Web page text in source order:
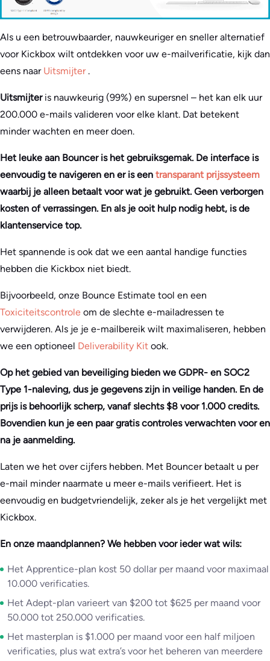
Als u een betrouwbaarder, nauwkeuriger en sneller alternatief
voor Kickbox wilt ontdekken voor uw e-mailverificatie, kijk dan
eens naar Uitsmijter.
Uitsmijter is nauwkeurig (99%) en supersnel – het kan elk uur
200.000 e-mails valideren voor elke klant. Dat betekent
minder wachten en meer doen.
Het leuke aan Bouncer is het gebruiksgemak. De interface is
eenvoudig te navigeren en er is een transparant prijssysteem
waarbij je alleen betaalt voor wat je gebruikt. Geen verborgen
kosten of verrassingen. En als je ooit hulp nodig hebt, is de
klantenservice top.
Het spannende is ook dat we een aantal handige functies
hebben die Kickbox niet biedt.
Bijvoorbeeld, onze Bounce Estimate tool en een
Toxiciteitscontrole om de slechte e-mailadressen te
verwijderen. Als je je e-mailbereik wilt maximaliseren, hebben
we een optioneel Deliverability Kit ook.
Op het gebied van beveiliging bieden we GDPR- en SOC2
Type 1-naleving, dus je gegevens zijn in veilige handen. En de
prijs is behoorlijk scherp, vanaf slechts $8 voor 1.000 credits.
Bovendien kun je een paar gratis controles verwachten voor en
na je aanmelding.
Laten we het over cijfers hebben. Met Bouncer betaalt u per
e-mail minder naarmate u meer e-mails verifieert. Het is
eenvoudig en budgetvriendelijk, zeker als je het vergelijkt met
Kickbox.
En onze maandplannen? We hebben voor ieder wat wils:
Het Apprentice-plan kost 50 dollar per maand voor maximaal
10.000 verificaties.
Het Adept-plan varieert van $200 tot $625 per maand voor
50.000 tot 250.000 verificaties.
Het masterplan is $1.000 per maand voor een half miljoen
verificaties, plus wat extra’s voor het beheren van meerdere